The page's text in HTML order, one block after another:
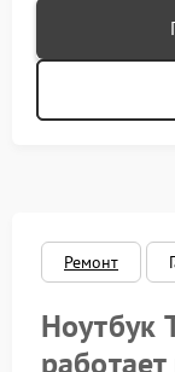
Ремонт
Ноутбук